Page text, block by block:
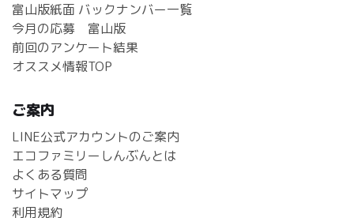
富山版紙面 バックナンバー一覧
今月の応募 富山版
前回のアンケート結果
オススメ情報TOP
ご案内
LINE公式アカウントのご案内
エコファミリーしんぶんとは
よくある質問
サイトマップ
利用規約